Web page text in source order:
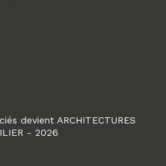
devient ARCHITECTURES
- 2026